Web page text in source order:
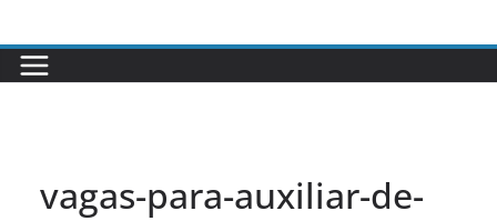
para
o
vagas-para-auxiliar-de-